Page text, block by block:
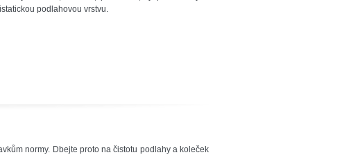
podlahovou vrstvu.
normy. Dbejte proto na čistotu podlahy a koleček